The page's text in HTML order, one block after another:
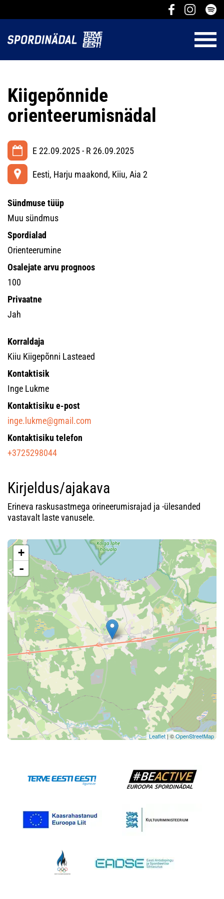
Kiigepõnnide
orienteerumisnädal
E 22.09.2025 - R 26.09.2025
Eesti, Harju maakond, Kiiu, Aia 2
Sündmuse tüüp
Muu sündmus
Spordialad
Orienteerumine
Osalejate arvu prognoos
100
Privaatne
Jah
Korraldaja
Kiiu Kiigepõnni Lasteaed
Kontaktisik
Inge Lukme
Kontaktisiku e-post
inge.lukme@gmail.com
Kontaktisiku telefon
+3725298044
Kirjeldus/ajakava
Erineva raskusastmega orineerumisrajad ja -ülesanded
vastavalt laste vanusele.
+
-
Leaflet | ©OpenStreetMap